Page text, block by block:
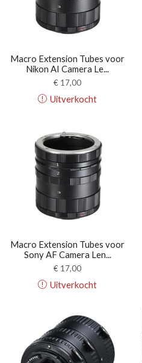
Macro Extension Tubes voor
Nikon AI Camera Le...
€ 17,00
Uitverkocht
Macro Extension Tubes voor
Sony AF Camera Len...
€ 17,00
Uitverkocht